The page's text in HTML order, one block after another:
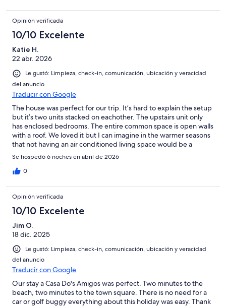
Opinión verificada
10/10 Excelente
Katie H.
22 abr. 2026
Le gustó: Limpieza, check-in, comunicación, ubicación y veracidad
del anuncio
Traducir con Google
The house was perfect for our trip. It’s hard to explain the setup
but it’s two units stacked on eachother. The upstairs unit only
has enclosed bedrooms. The entire common space is open walls
with a roof. We loved it but I can imagine in the warmer seasons
that not having an air conditioned living space would be a
downside. We didn’t find it too noisy although we brought
sound machines. The location is perfect.
Se hospedó 6 noches en abril de 2026
0
Opinión verificada
10/10 Excelente
Jim O.
18 dic. 2025
Le gustó: Limpieza, check-in, comunicación, ubicación y veracidad
del anuncio
Traducir con Google
Our stay a Casa Do's Amigos was perfect. Two minutes to the
beach, two minutes to the town square. There is no need for a
car or golf buggy everything about this holiday was easy. Thank